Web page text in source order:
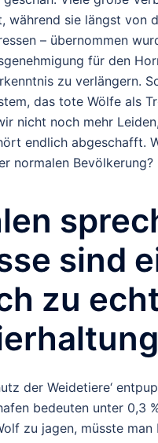
während sie längst von
– übernommen
für den
zu verlängern.
das tote Wölfe als
nicht noch mehr
endlich abgeschafft.
normalen
sind
zu
der Weidetiere‘
bedeuten unter 0,3
zu jagen, müsste